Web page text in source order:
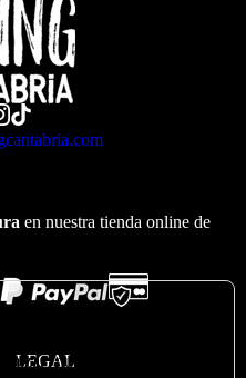
en nuestra tienda online de
LEGALnuestro sitio web y